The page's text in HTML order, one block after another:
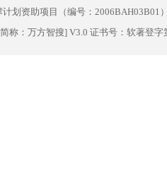
划资助项目（编号：2006BAH03B01
称：万方智搜] V3.0 证书号：软著登字